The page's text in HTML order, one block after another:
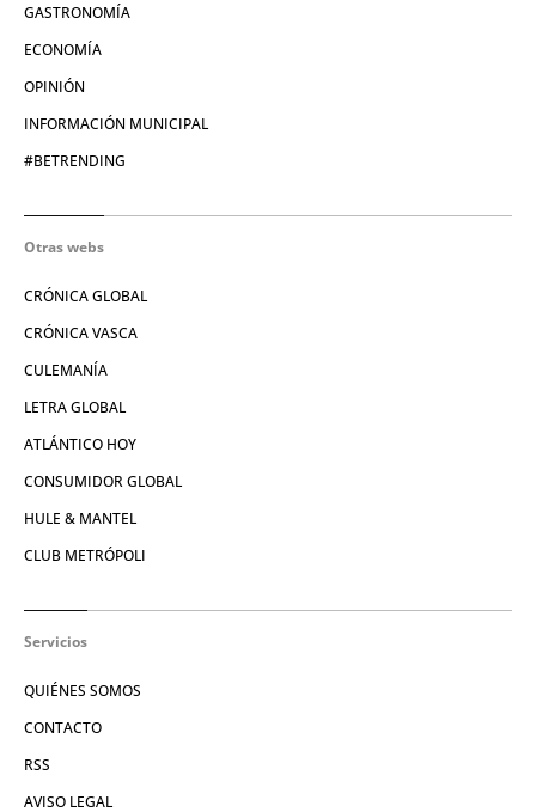
GASTRONOMÍA
ECONOMÍA
OPINIÓN
INFORMACIÓN MUNICIPAL
#BETRENDING
Otras webs
CRÓNICA GLOBAL
CRÓNICA VASCA
CULEMANÍA
LETRA GLOBAL
ATLÁNTICO HOY
CONSUMIDOR GLOBAL
HULE & MANTEL
CLUB METRÓPOLI
Servicios
QUIÉNES SOMOS
CONTACTO
RSS
AVISO LEGAL